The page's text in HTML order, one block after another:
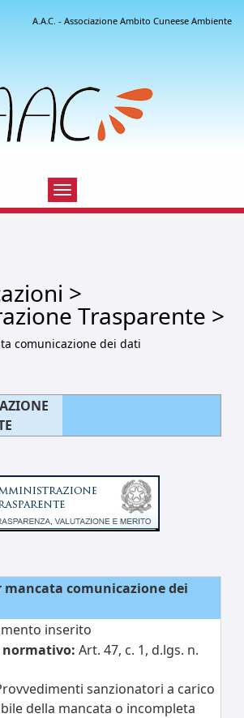
A.A.C. - Associazione Ambito Cuneese Ambiente
Toggle
navigation
>
Trasparente >
comunicazione dei dati
mancata comunicazione dei
inserito
Art. 47, c. 1, d.lgs. n.
sanzionatori a carico
della mancata o incompleta